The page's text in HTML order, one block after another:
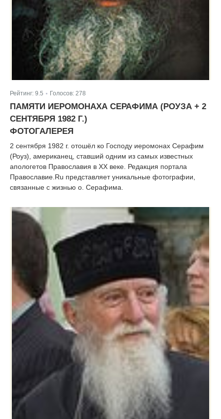
Рейтинг: 9.5 Голосов: 278
ПАМЯТИ ИЕРОМОНАХА СЕРАФИМА (РОУЗА + 2
СЕНТЯБРЯ 1982 Г.)
ФОТОГАЛЕРЕЯ
2 сентября 1982 г. отошёл ко Господу иеромонах Серафим
(Роуз), американец, ставший одним из самых известных
апологетов Православия в XX веке. Редакция портала
Православие.Ru представляет уникальные фотографии,
связанные с жизнью о. Серафима.